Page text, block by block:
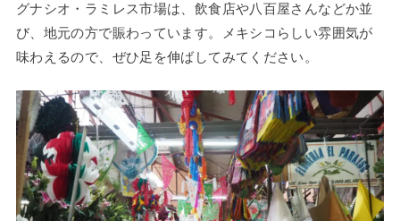
グナシオ・ラミレス市場は、飲食店や八百屋さんなどか並
び、地元の方で賑わっています。メキシコらしい雰囲気が
味わえるので、ぜひ足を伸ばしてみてください。